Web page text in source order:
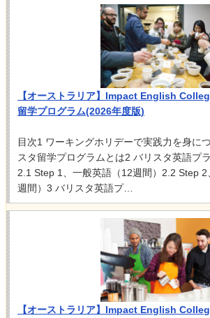
【オーストラリア】Impact English
留学プログラム(2026年度版)
目次1 ワーキングホリデーで実践力を身に
スタ留学プログラムとは2 バリスタ英語プ
2.1 Step 1、一般英語（12週間）2.2 Step
週間）3 バリスタ英語プ…
【オーストラリア】Impact English